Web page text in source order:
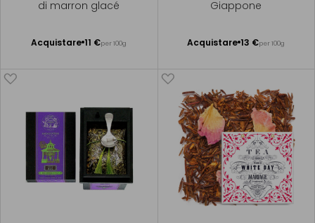
di marron glacé
Acquistare 11 €per 100g
Aggiungere
Giappone
Acquistare 13 €per 100g
Aggiungere